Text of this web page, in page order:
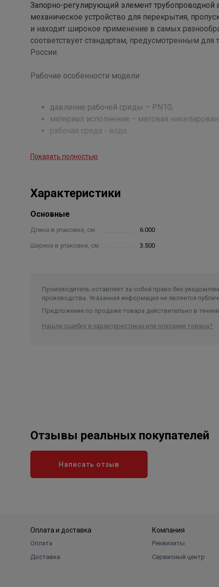
Запорно-регулирующий элемент трубопроводной
механическое устройство для перекрытия,
и находит широкое применение в самых
соответствует стандартам, предусмотренным
России.
Рабочие особенности модели:
давление рабочей среды – PN10;
материал исполнения – матовая
рабочая среда - вода.
Показать полностью
Характеристики
Основные
Длина в упаковке, см. 6.000
Ширина в упаковке, см. 3.500
Производитель оставляет за собой право без
производства. Указанная информация не является
Предложение по продаже товара действительно в
Нашли ошибку в характеристиках или описании товара?
Отзывы реальных покупателей
Написать отзыв
Оплата и доставка
Оплата
Доставка
Компания
Реквизиты
Сервисный центр